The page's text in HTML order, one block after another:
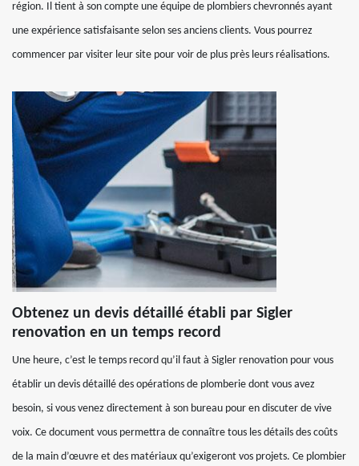
région. Il tient à son compte une équipe de plombiers chevronnés ayant
une expérience satisfaisante selon ses anciens clients. Vous pourrez
commencer par visiter leur site pour voir de plus près leurs réalisations.
Obtenez un devis détaillé établi par Sigler
renovation en un temps record
Une heure, c’est le temps record qu’il faut à Sigler renovation pour vous
établir un devis détaillé des opérations de plomberie dont vous avez
besoin, si vous venez directement à son bureau pour en discuter de vive
voix. Ce document vous permettra de connaître tous les détails des coûts
de la main d’œuvre et des matériaux qu’exigeront vos projets. Ce plombier